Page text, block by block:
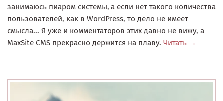
занимаюсь пиаром системы, а если нет такого количества
пользователей, как в WordPress, то дело не имеет
смысла... Я уже и комментаторов этих давно не вижу, а
MaxSite CMS прекрасно держится на плаву. Читать